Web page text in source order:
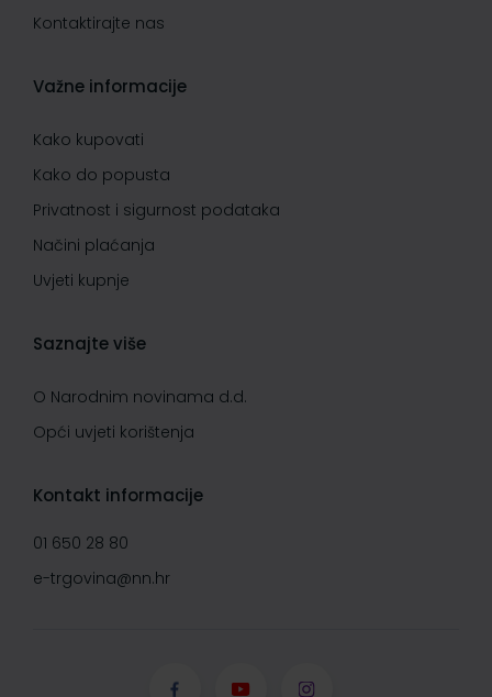
Kontaktirajte nas
Važne informacije
Kako kupovati
Kako do popusta
Privatnost i sigurnost podataka
Načini plaćanja
Uvjeti kupnje
Saznajte više
O Narodnim novinama d.d.
Opći uvjeti korištenja
Kontakt informacije
01 650 28 80
e-trgovina@nn.hr